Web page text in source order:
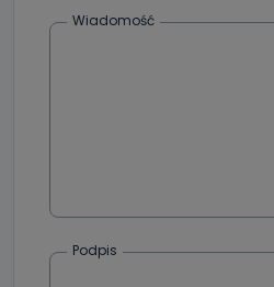
Wiadomość
Podpis